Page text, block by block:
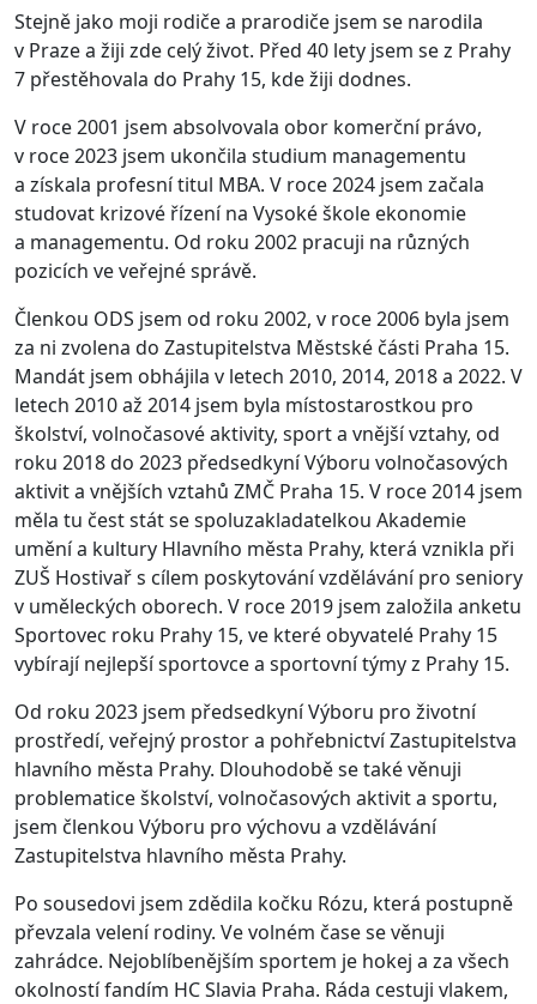
Stejně jako moji rodiče a prarodiče jsem se narodila
v Praze a žiji zde celý život. Před 40 lety jsem se z Prahy
7 přestěhovala do Prahy 15, kde žiji dodnes.
V roce 2001 jsem absolvovala obor komerční právo,
v roce 2023 jsem ukončila studium managementu
a získala profesní titul MBA. V roce 2024 jsem začala
studovat krizové řízení na Vysoké škole ekonomie
a managementu. Od roku 2002 pracuji na různých
pozicích ve veřejné správě.
Členkou ODS jsem od roku 2002, v roce 2006 byla jsem
za ni zvolena do Zastupitelstva Městské části Praha 15.
Mandát jsem obhájila v letech 2010, 2014, 2018 a 2022. V
letech 2010 až 2014 jsem byla místostarostkou pro
školství, volnočasové aktivity, sport a vnější vztahy, od
roku 2018 do 2023 předsedkyní Výboru volnočasových
aktivit a vnějších vztahů ZMČ Praha 15. V roce 2014 jsem
měla tu čest stát se spoluzakladatelkou Akademie
umění a kultury Hlavního města Prahy, která vznikla při
ZUŠ Hostivař s cílem poskytování vzdělávání pro seniory
v uměleckých oborech. V roce 2019 jsem založila anketu
Sportovec roku Prahy 15, ve které obyvatelé Prahy 15
vybírají nejlepší sportovce a sportovní týmy z Prahy 15.
Od roku 2023 jsem předsedkyní Výboru pro životní
prostředí, veřejný prostor a pohřebnictví Zastupitelstva
hlavního města Prahy. Dlouhodobě se také věnuji
problematice školství, volnočasových aktivit a sportu,
jsem členkou Výboru pro výchovu a vzdělávání
Zastupitelstva hlavního města Prahy.
Po sousedovi jsem zdědila kočku Rózu, která postupně
převzala velení rodiny. Ve volném čase se věnuji
zahrádce. Nejoblíbenějším sportem je hokej a za všech
okolností fandím HC Slavia Praha. Ráda cestuji vlakem,